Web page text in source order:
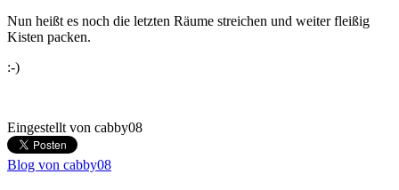
Nun heißt es noch die letzten Räume streichen und weiter fleißig
Kisten packen.
:-)
Eingestellt von cabby08
Blog von cabby08